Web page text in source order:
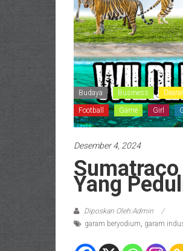
Budaya Business
Football Game Girl
Desember 4, 2024
Yang
Diposkan Oleh:Admin
garam beryodium, garam